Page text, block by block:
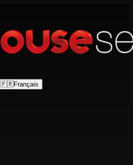
🇫🇷Français